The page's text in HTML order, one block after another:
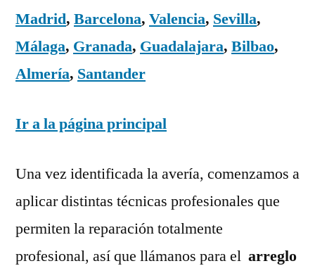
Madrid, Barcelona, Valencia, Sevilla,
Málaga, Granada, Guadalajara, Bilbao,
Almería, Santander
Ir a la página principal
Una vez identificada la avería, comenzamos a
aplicar distintas técnicas profesionales que
permiten la reparación totalmente
profesional, así que llámanos para el arreglo